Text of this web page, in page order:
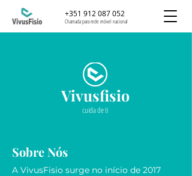
+351 912 087 052
Chamada para rede móvel nacional
Vivusfisio
cuida de ti
Sobre Nós
A VivusFisio surge no início de 2017